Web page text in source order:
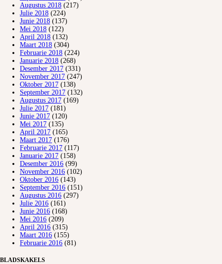
Augustus 2018 (217)
Julie 2018 (224)
Junie 2018 (137)
Mei 2018 (122)
April 2018 (132)
Maart 2018 (304)
Februarie 2018 (224)
Januarie 2018 (268)
Desember 2017 (331)
November 2017 (247)
Oktober 2017 (138)
September 2017 (132)
Augustus 2017 (169)
Julie 2017 (181)
Junie 2017 (120)
Mei 2017 (135)
April 2017 (165)
Maart 2017 (176)
Februarie 2017 (117)
Januarie 2017 (158)
Desember 2016 (99)
November 2016 (102)
Oktober 2016 (143)
September 2016 (151)
Augustus 2016 (297)
Julie 2016 (161)
Junie 2016 (168)
Mei 2016 (209)
April 2016 (315)
Maart 2016 (155)
Februarie 2016 (81)
BLADSKAKELS